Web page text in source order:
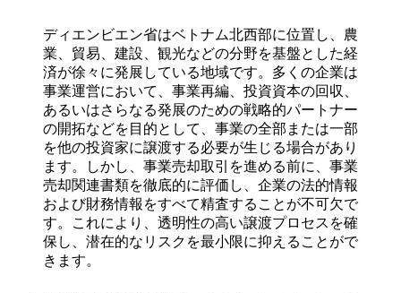
ディエンビエン省はベトナム北西部に位置し、農
業、貿易、建設、観光などの分野を基盤とした経
済が徐々に発展している地域です。多くの企業は
事業運営において、事業再編、投資資本の回収、
あるいはさらなる発展のための戦略的パートナー
の開拓などを目的として、事業の全部または一部
を他の投資家に譲渡する必要が生じる場合があり
ます。しかし、事業売却取引を進める前に、事業
売却関連書類を徹底的に評価し、企業の法的情報
および財務情報をすべて精査することが不可欠で
す。これにより、透明性の高い譲渡プロセスを確
保し、潜在的なリスクを最小限に抑えることがで
きます。